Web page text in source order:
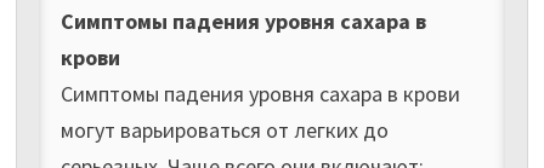
Симптомы падения уровня сахара в
крови
Симптомы падения уровня сахара в крови
могут варьироваться от легких до